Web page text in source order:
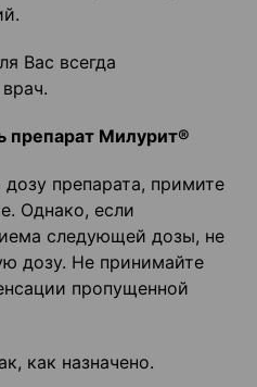
Вас всегда
препарат Милурит®
препарата, примите
Однако, если
следующей дозы, не
дозу. Не принимайте
пропущенной
как назначено.